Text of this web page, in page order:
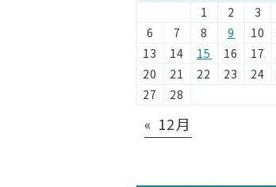
1 2 3
6
7 8 9 10
13
14 15 16 17
20
21 22 23 24
27
28
« 12月